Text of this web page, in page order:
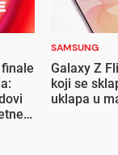
SAMSUNG
Galaxy Z
koji se
uklapa u